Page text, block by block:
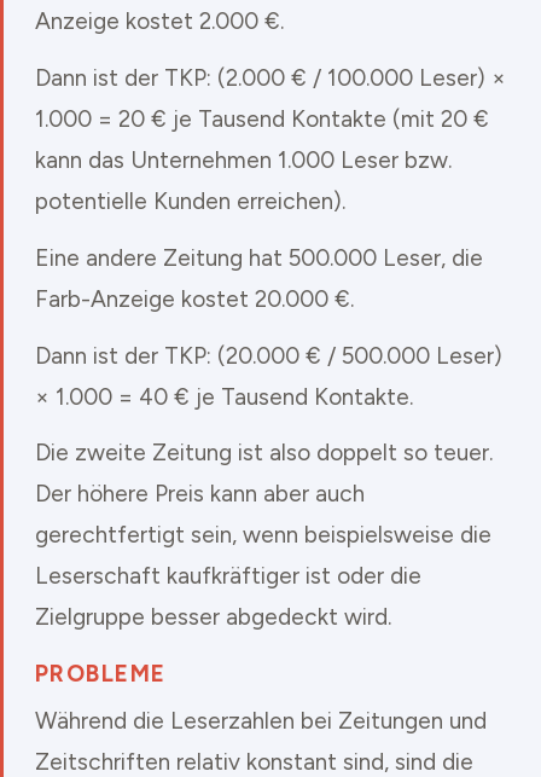
Anzeige kostet 2.000 €.
Dann ist der TKP: (2.000 € / 100.000 Leser) ×
1.000 = 20 € je Tausend Kontakte (mit 20 €
kann das Unternehmen 1.000 Leser bzw.
potentielle Kunden erreichen).
Eine andere Zeitung hat 500.000 Leser, die
Farb-Anzeige kostet 20.000 €.
Dann ist der TKP: (20.000 € / 500.000 Leser)
× 1.000 = 40 € je Tausend Kontakte.
Die zweite Zeitung ist also doppelt so teuer.
Der höhere Preis kann aber auch
gerechtfertigt sein, wenn beispielsweise die
Leserschaft kaufkräftiger ist oder die
Zielgruppe besser abgedeckt wird.
PROBLEME
Während die Leserzahlen bei Zeitungen und
Zeitschriften relativ konstant sind, sind die